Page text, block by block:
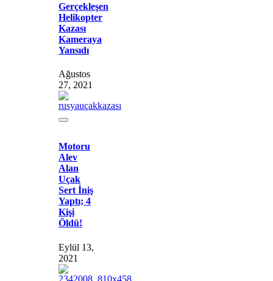
Gerçekleşen
Helikopter
Kazası
Kameraya
Yansıdı
Ağustos
27, 2021
Motoru
Alev
Alan
Uçak
Sert İniş
Yaptı; 4
Kişi
Öldü!
Eylül 13,
2021